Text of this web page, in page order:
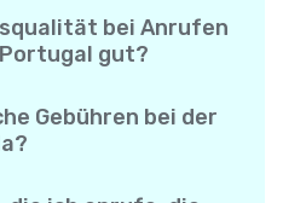
nach
bei Anrufen
gut?
– Ihre Gespräche
Gebühren bei der
versteckten